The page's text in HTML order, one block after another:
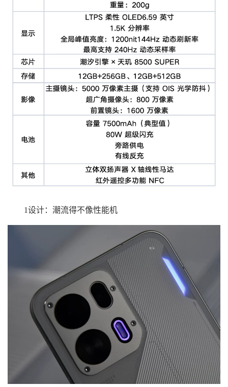
1设计：潮流得不像性能机